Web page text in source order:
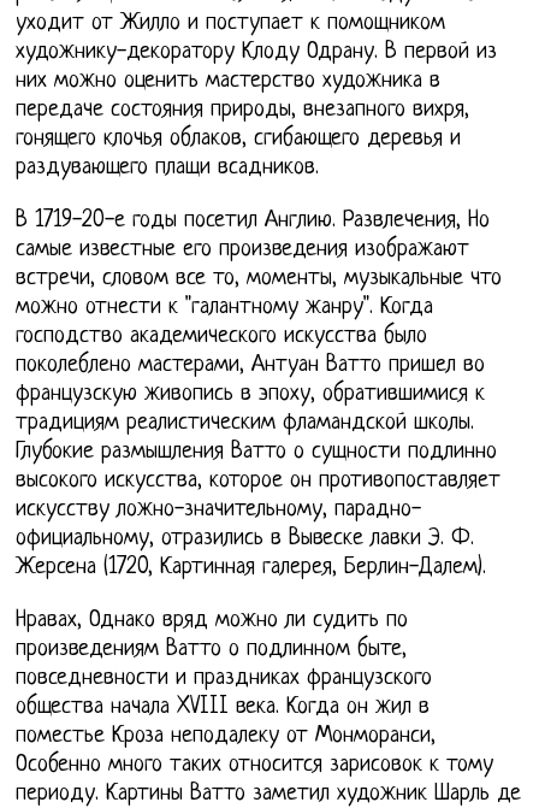
уходит от Жилло и поступает к помощником
художнику-декоратору Клоду Одрану. В первой из
них можно оценить мастерство художника в
передаче состояния природы, внезапного вихря,
гонящего клочья облаков, сгибающего деревья и
раздувающего плащи всадников.
В 1719-20-е годы посетил Англию. Развлечения, Но
самые известные его произведения изображают
встречи, словом все то, моменты, музыкальные что
можно отнести к "галантному жанру". Когда
господство академического искусства было
поколеблено мастерами, Антуан Ватто пришел во
французскую живопись в эпоху, обратившимися к
традициям реалистическим фламандской школы.
Глубокие размышления Ватто о сущности подлинно
высокого искусства, которое он противопоставляет
искусству ложно-значительному, парадно-
официальному, отразились в Вывеске лавки Э. Ф.
Жерсена (1720, Картинная галерея, Берлин-Далем).
Нравах, Однако вряд можно ли судить по
произведениям Ватто о подлинном быте,
повседневности и праздниках французского
общества начала XVIII века. Когда он жил в
поместье Кроза неподалеку от Монморанси,
Особенно много таких относится зарисовок к тому
периоду. Картины Ватто заметил художник Шарль де